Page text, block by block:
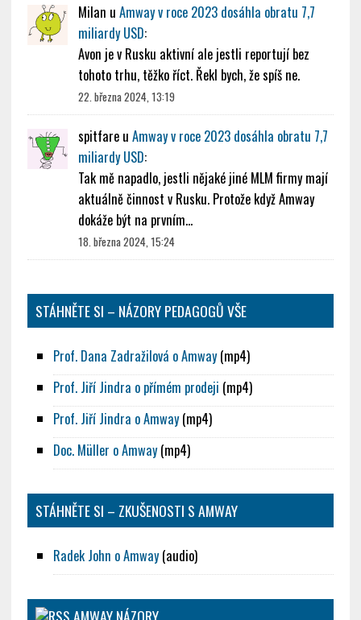
Milan u Amway v roce 2023 dosáhla obratu 7,7
miliardy USD:
Avon je v Rusku aktivní ale jestli reportují bez
tohoto trhu, těžko říct. Řekl bych, že spíš ne.
22. března 2024, 13:19
spitfareu Amway v roce 2023 dosáhla obratu 7,7
miliardy USD:
Tak mě napadlo, jestli nějaké jiné MLM firmy mají
aktuálně činnost v Rusku. Protože když Amway
dokáže být na prvním…
18. března 2024, 15:24
STÁHNĚTE SI – NÁZORY PEDAGOGŮ VŠE
Prof. Dana Zadražilová o Amway(mp4)
Prof. Jiří Jindra o přímém prodeji (mp4)
Prof. Jiří Jindra o Amway(mp4)
Doc. Müller o Amway(mp4)
STÁHNĚTE SI – ZKUŠENOSTI S AMWAY
Radek John o Amway(audio)